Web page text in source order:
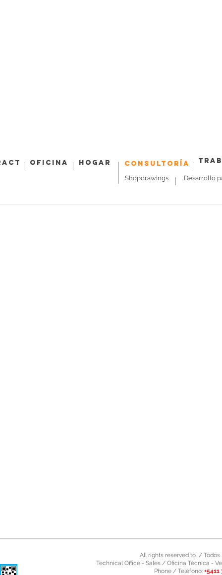
Oficina Hogar
Shopdrawings Desarrollo
Consultoría
All rights reserved to / Todos
Technical Office - Sales / Oficina Técnica -
Phone / Teléfono: